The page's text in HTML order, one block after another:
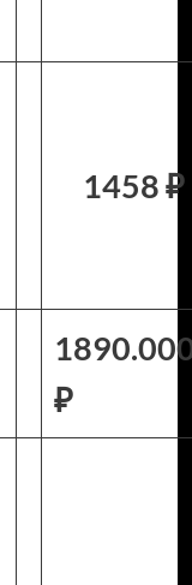
1458 ₽
₽